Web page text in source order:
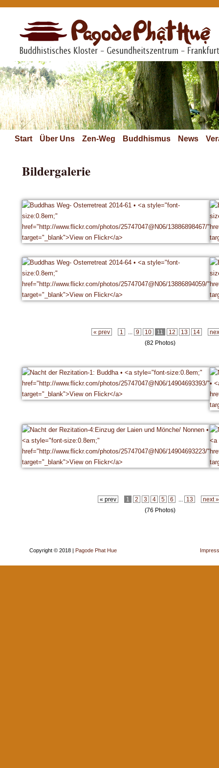
Start Über Uns Zen-Weg Buddhismus News
Bildergalerie
« prev 1 9 10 11 12 13 14
(82 Photos)
« prev 1 2 3 4 5 6 13
next
(76 Photos)
Copyright © 2018 | Pagode Phat Hue